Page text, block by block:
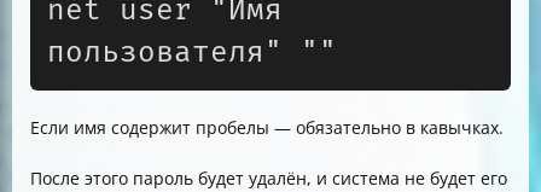
net user "Имя
пользователя" ""
Если имя содержит пробелы — обязательно в кавычках.
После этого пароль будет удалён, и система не будет его